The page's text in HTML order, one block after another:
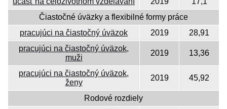
Čiastočné úväzky a flexibilné formy práce
pracujúci na čiastočný úväzok
2019
28,91
pracujúci na čiastočný úväzok,
muži
2019 13,36
pracujúci na čiastočný úväzok,
ženy
2019 45,92
Rodové rozdiely